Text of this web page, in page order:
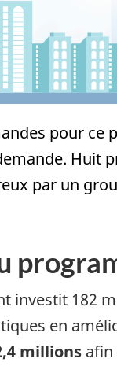
pour
Huit
par un
investit 182
en
millions afin